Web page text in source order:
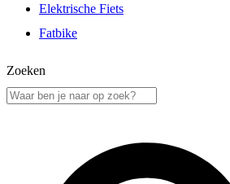
Elektrische Fiets
Fatbike
Zoeken